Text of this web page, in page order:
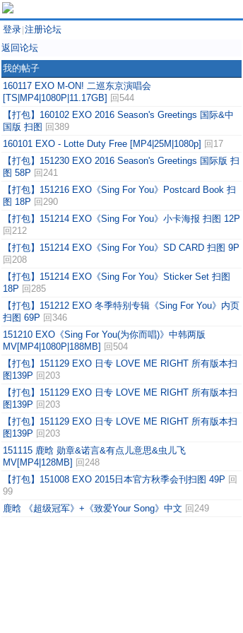
登录 注册论坛
返回论坛
我的帖子
160117 EXO M-ON! 二巡东京演唱会
[TS|MP4|1080P|11.17GB] 回544
【打包】160102 EXO 2016 Season's Greetings 国际&中
国版 扫图 回389
160101 EXO - Lotte Duty Free [MP4|25M|1080p] 回17
【打包】151230 EXO 2016 Season's Greetings 国际版 扫
图 58P 回241
【打包】151216 EXO《Sing For You》Postcard Book 扫
图 18P 回290
【打包】151214 EXO《Sing For You》小卡海报 扫图 12P
回212
【打包】151214 EXO《Sing For You》SD CARD 扫图 9P
回208
【打包】151214 EXO《Sing For You》Sticker Set 扫图
18P 回285
【打包】151212 EXO 冬季特别专辑《Sing For You》内页
扫图 69P 回346
151210 EXO《Sing For You(为你而唱)》中韩两版
MV[MP4|1080P|188MB] 回504
【打包】151129 EXO 日专 LOVE ME RIGHT 所有版本扫
图139P 回203
【打包】151129 EXO 日专 LOVE ME RIGHT 所有版本扫
图139P 回203
【打包】151129 EXO 日专 LOVE ME RIGHT 所有版本扫
图139P 回203
151115 鹿晗 勋章&诺言&有点儿意思&虫儿飞
MV[MP4|128MB] 回248
【打包】151008 EXO 2015日本官方秋季会刊扫图 49P 回
99
鹿晗 《超级冠军》+《致爱Your Song》中文 回249